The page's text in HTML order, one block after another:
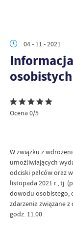
04 - 11 - 2021
osobistych
Ocena 0/5
W związku z
umożliwiających
odciski palców oraz
listopada 2021 r., tj.
dowodu osobistego,
zdarzenia związane
godz. 11.00.